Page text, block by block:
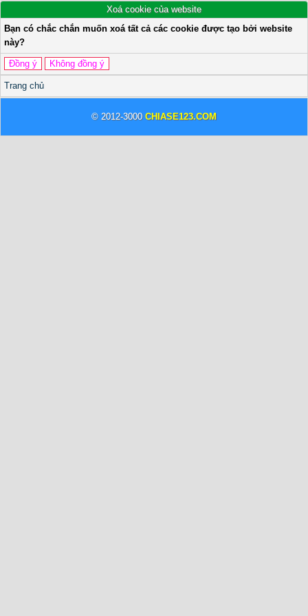
Xoá cookie của website
Bạn có chắc chắn muốn xoá tất cả các cookie được tạo bởi website
này?
Trang chủ
© 2012-3000 CHIASE123.COM